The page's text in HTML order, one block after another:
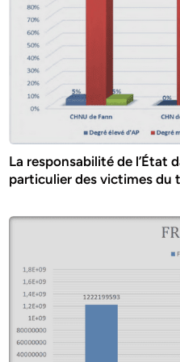
La responsabilité de l’État
particulier des victimes du